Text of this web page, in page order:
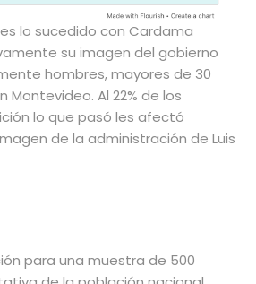
lo sucedido con Cardama
su imagen del gobierno
hombres, mayores de 30
Montevideo. Al 22% de los
lo que pasó les afectó
de la administración de Luis
para una muestra de 500